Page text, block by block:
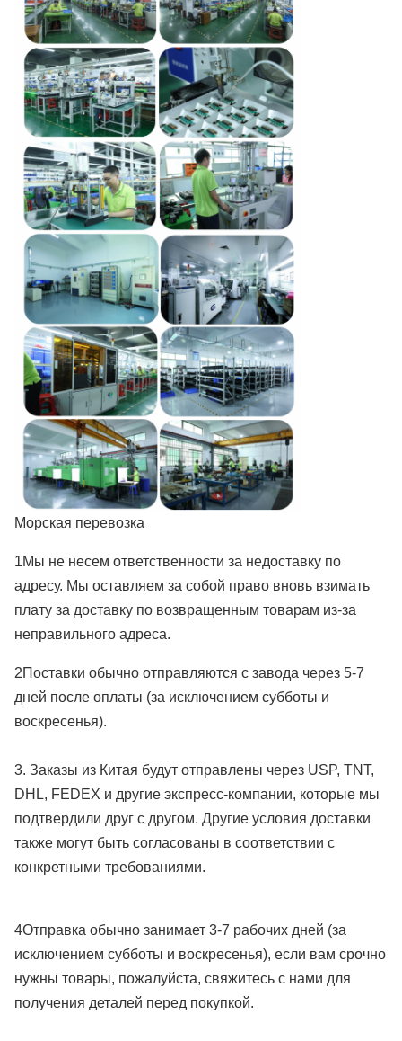
Морская перевозка
1Мы не несем ответственности за недоставку по
адресу. Мы оставляем за собой право вновь взимать
плату за доставку по возвращенным товарам из-за
неправильного адреса.
2Поставки обычно отправляются с завода через 5-7
дней после оплаты (за исключением субботы и
воскресенья).
3. Заказы из Китая будут отправлены через USP, TNT,
DHL, FEDEX и другие экспресс-компании, которые мы
подтвердили друг с другом. Другие условия доставки
также могут быть согласованы в соответствии с
конкретными требованиями.
4Отправка обычно занимает 3-7 рабочих дней (за
исключением субботы и воскресенья), если вам срочно
нужны товары, пожалуйста, свяжитесь с нами для
получения деталей перед покупкой.